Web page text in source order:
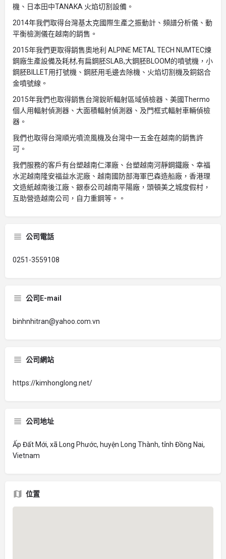
機、日本田中TANAKA 火焰切割設備。
2014年我們取得台灣基太克國際生產之振動計、頻譜分析儀、動
平衡檢測儀在越南的銷售。
2015年我們更取得銷售奧地利 ALPINE METAL TECH NUMTEC煉
鋼廠生產設備及耗材,有扁鋼胚SLAB,大鋼胚BLOOM的噴號機，小
鋼胚BILLET用打號機、鋼胚用毛邊去除機、火焰切割機及銅鋁合
金噴號線。
2015年我們也取得銷售台灣銳昕輻射區域偵檢器、美國Thermo
個人用輻射偵測器、大面積輻射偵測器、及門框式輻射車輛偵檢
器。
我們也取得台灣順光噴流風機及台灣中一五金在越南的銷售許
可。
我們服務的客戶有台塑越南仁澤廠、台塑越南河靜鋼鐵廠、幸福
水泥越南隆安福益水泥廠、越南國防部海軍巴森造船廠，香港理
文造紙越南後江廠、銀泰公司越南平陽廠，頭頓美之城度假村，
互助營造越南公司，自力重鋼等。。
公司電話
0251-3559108
公司E-mail
binhnhitran@yahoo.com.vn
公司網站
https://kimhonglong.net/
公司地址
Ấp Đất Mới, xã Long Phước, huyện Long Thành, tỉnh Đồng Nai,
Vietnam
位置